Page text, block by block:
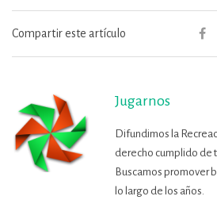
Compartir este artículo
Jugarnos
Difundimos la
derecho cumplido de
Buscamos promover
lo largo de los años.